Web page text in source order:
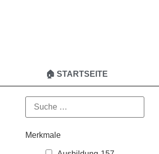
🏠 STARTSEITE
Merkmale